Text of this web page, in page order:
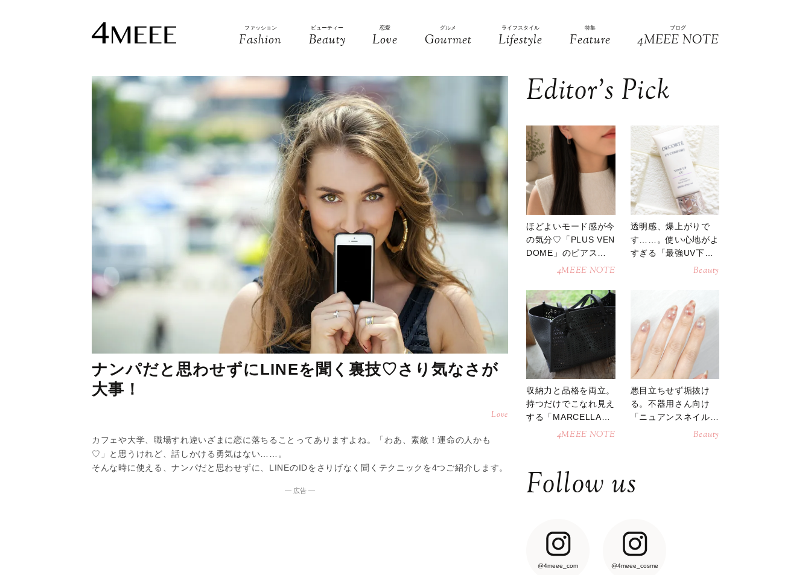
ファッション
Fashion
ビューティー
Beauty
恋愛
Love
グルメ
Gourmet
ライフスタイル
Lifestyle
特集
Feature
ブログ
4MEEE NOTE
ナンパだと思わせずにLINEを聞く裏技♡さり気なさが
大事！
Love
カフェや大学、職場すれ違いざまに恋に落ちることってありますよね。「わあ、素敵！運命の人かも
♡」と思うけれど、話しかける勇気はない……。
そんな時に使える、ナンパだと思わせずに、LINEのIDをさりげなく聞くテクニックを4つご紹介します。
― 広告 ―
Editor’s Pick
ほどよいモード感が今
の気分♡「PLUS VEN
DOME」のピアスが
4MEEE NOTE
透明感、爆上がりで
す……。使い心地がよ
すぎる「最強UV下
Beauty
収納力と品格を両立。
持つだけでこなれ見え
する「MARCELLAト
ートバッグ」4MEEE NOTE
悪目立ちせず垢抜け
る。不器用さん向け
「ニュアンスネイル」
Beauty
Follow us
@4meee_com @4meee_cosme